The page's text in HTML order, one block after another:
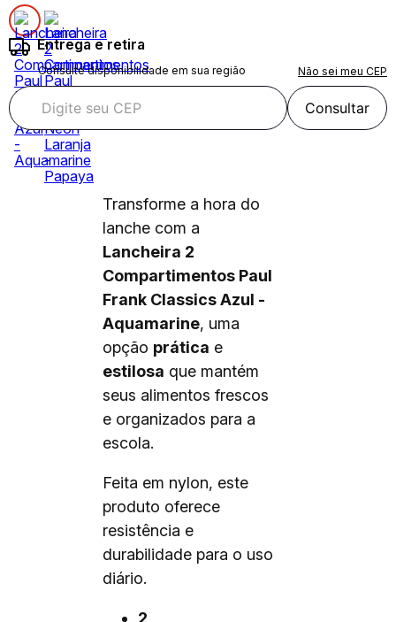
Entrega e retira
Consulte disponibilidade em sua região Não sei meu CEP
Consultar
Transforme a hora do
lanche com a
Lancheira 2
Compartimentos Paul
Frank Classics Azul -
Aquamarine, uma
opção prática e
estilosa que mantém
seus alimentos frescos
e organizados para a
escola.
Feita em nylon, este
produto oferece
resistência e
durabilidade para o uso
diário.
2